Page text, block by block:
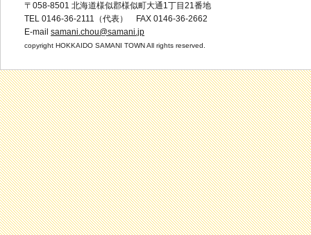
〒058-8501 北海道様似郡様似町大通1丁目21番地
TEL 0146-36-2111（代表） FAX 0146-36-2662
E-mail samani.chou@samani.jp
copyright HOKKAIDO SAMANI TOWN All rights reserved.